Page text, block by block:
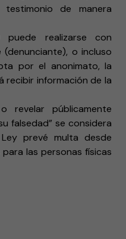
de manera
puede realizarse con
o incluso
por el anonimato, la
recibir información de la
revelar públicamente
falsedad” se considera
prevé multa desde
las personas físicas